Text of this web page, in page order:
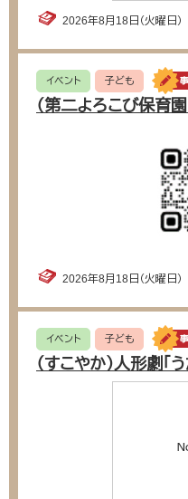
2026年8月18日（火曜日）
イベント 子ども
（第二よろこび保育
2026年8月18日（火曜日）
イベント 子ども
（すこやか）人形劇「